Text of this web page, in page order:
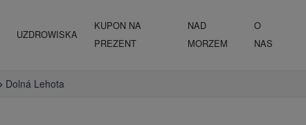
UZDROWISKA
KUPON NA
PREZENT
NAD
MORZEM
O
NAS
Dolná Lehota